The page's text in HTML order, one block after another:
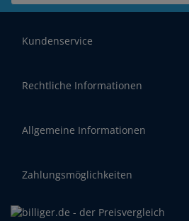
Kundenservice
Rechtliche Informationen
Allgemeine Informationen
Zahlungsmöglichkeiten